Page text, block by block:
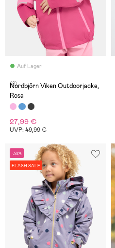
Auf Lager
(8)
Nordbjörn Viken Outdoorjacke,
Rosa
27,99 €
UVP: 49,99 €
-38%
FLASH SALE